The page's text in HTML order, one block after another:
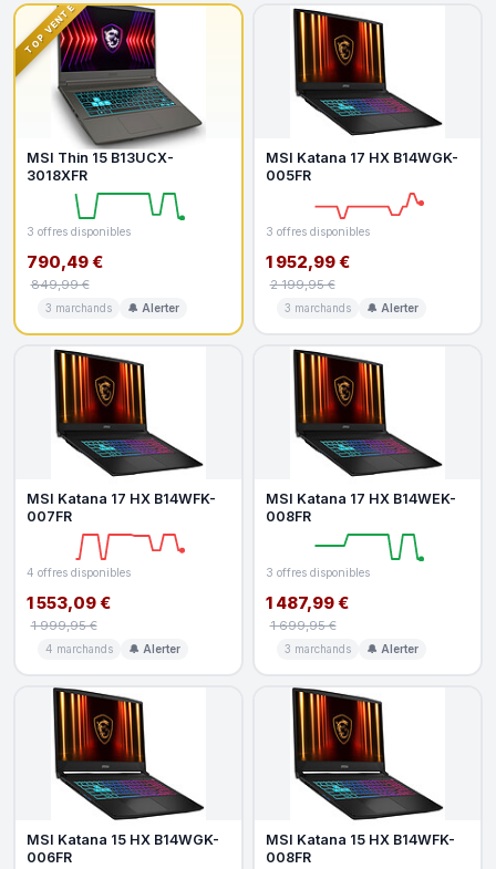
TOP VENTE
MSI Thin 15 B13UCX-
3018XFR
3 offres disponibles
790,49 €
849,99 €
3 marchands 🔔 Alerter
MSI Katana 17 HX B14WGK-
005FR
3 offres disponibles
1 952,99 €
2 199,95 €
3 marchands 🔔 Alerter
MSI Katana 17 HX B14WFK-
007FR
4 offres disponibles
1 553,09 €
1 999,95 €
4 marchands 🔔 Alerter
MSI Katana 17 HX B14WEK-
008FR
3 offres disponibles
1 487,99 €
1 699,95 €
3 marchands 🔔 Alerter
MSI Katana 15 HX B14WGK-
006FR
MSI Katana 15 HX B14WFK-
008FR